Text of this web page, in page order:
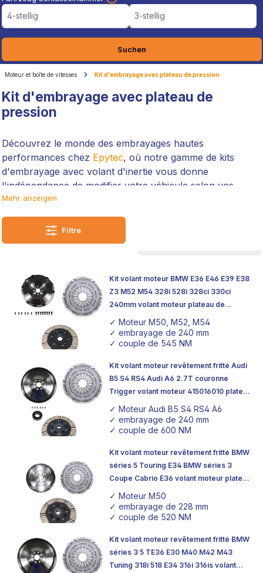
4-stellig
3-stellig
Suchen
Moteur et boîte de vitesses Kit d'embrayage avec plateau de pression
Kit d'embrayage avec plateau de
pression
Découvrez le monde des embrayages hautes
performances chez Epytec, où notre gamme de kits
d'embrayage avec volant d'inertie vous donne
l'indépendance de modifier votre véhicule selon vos
envies.
Notre expertise et l'ingénierie allemande, ainsi que notre
passion pour le tuning automobile, se reflètent dans
qualité qui non seulement personnalise votre véhicule,
mais assure également une augmentation optimale des
performances.
Nos kits d'embrayage avec volant d'inertie sont
spécialement conçus pour s'intégrer en douceur aux
composants existants. Nous vous aidons à réaliser vos
rêves d'un véhicule unique en combinant savoir-faire
technique et conseils orientés vers le client.
Mehr anzeigen
Filtre
Kit volant moteur BMW E36 E46 E39 E38
Z3 M52 M54 328i 528i 328ci 330ci
240mm volant moteur plateau de
pression d'embrayage
✓ Moteur M50, M52, M54
✓ embrayage de 240 mm
✓ couple de 545 NM
Kit volant moteur revêtement fritté Audi
B5 S4 RS4 Audi A6 2.7T couronne
Trigger volant moteur 415016010 plateau
de pression d'embrayage
✓ Moteur Audi B5 S4 RS4 A6
✓ embrayage de 240 mm
✓ couple de 600 NM
Kit volant moteur revêtement fritté BMW
séries 5 Touring E34 BMW séries 3
Coupe Cabrio E36 volant moteur plateau
de pression d'embrayage
✓ Moteur M50
✓ embrayage de 228 mm
✓ couple de 520 NM
Kit volant moteur revêtement fritté BMW
séries 3 5 TE36 E30 M40 M42 M43
Tuning 318i 518 E34 316i 316is volant